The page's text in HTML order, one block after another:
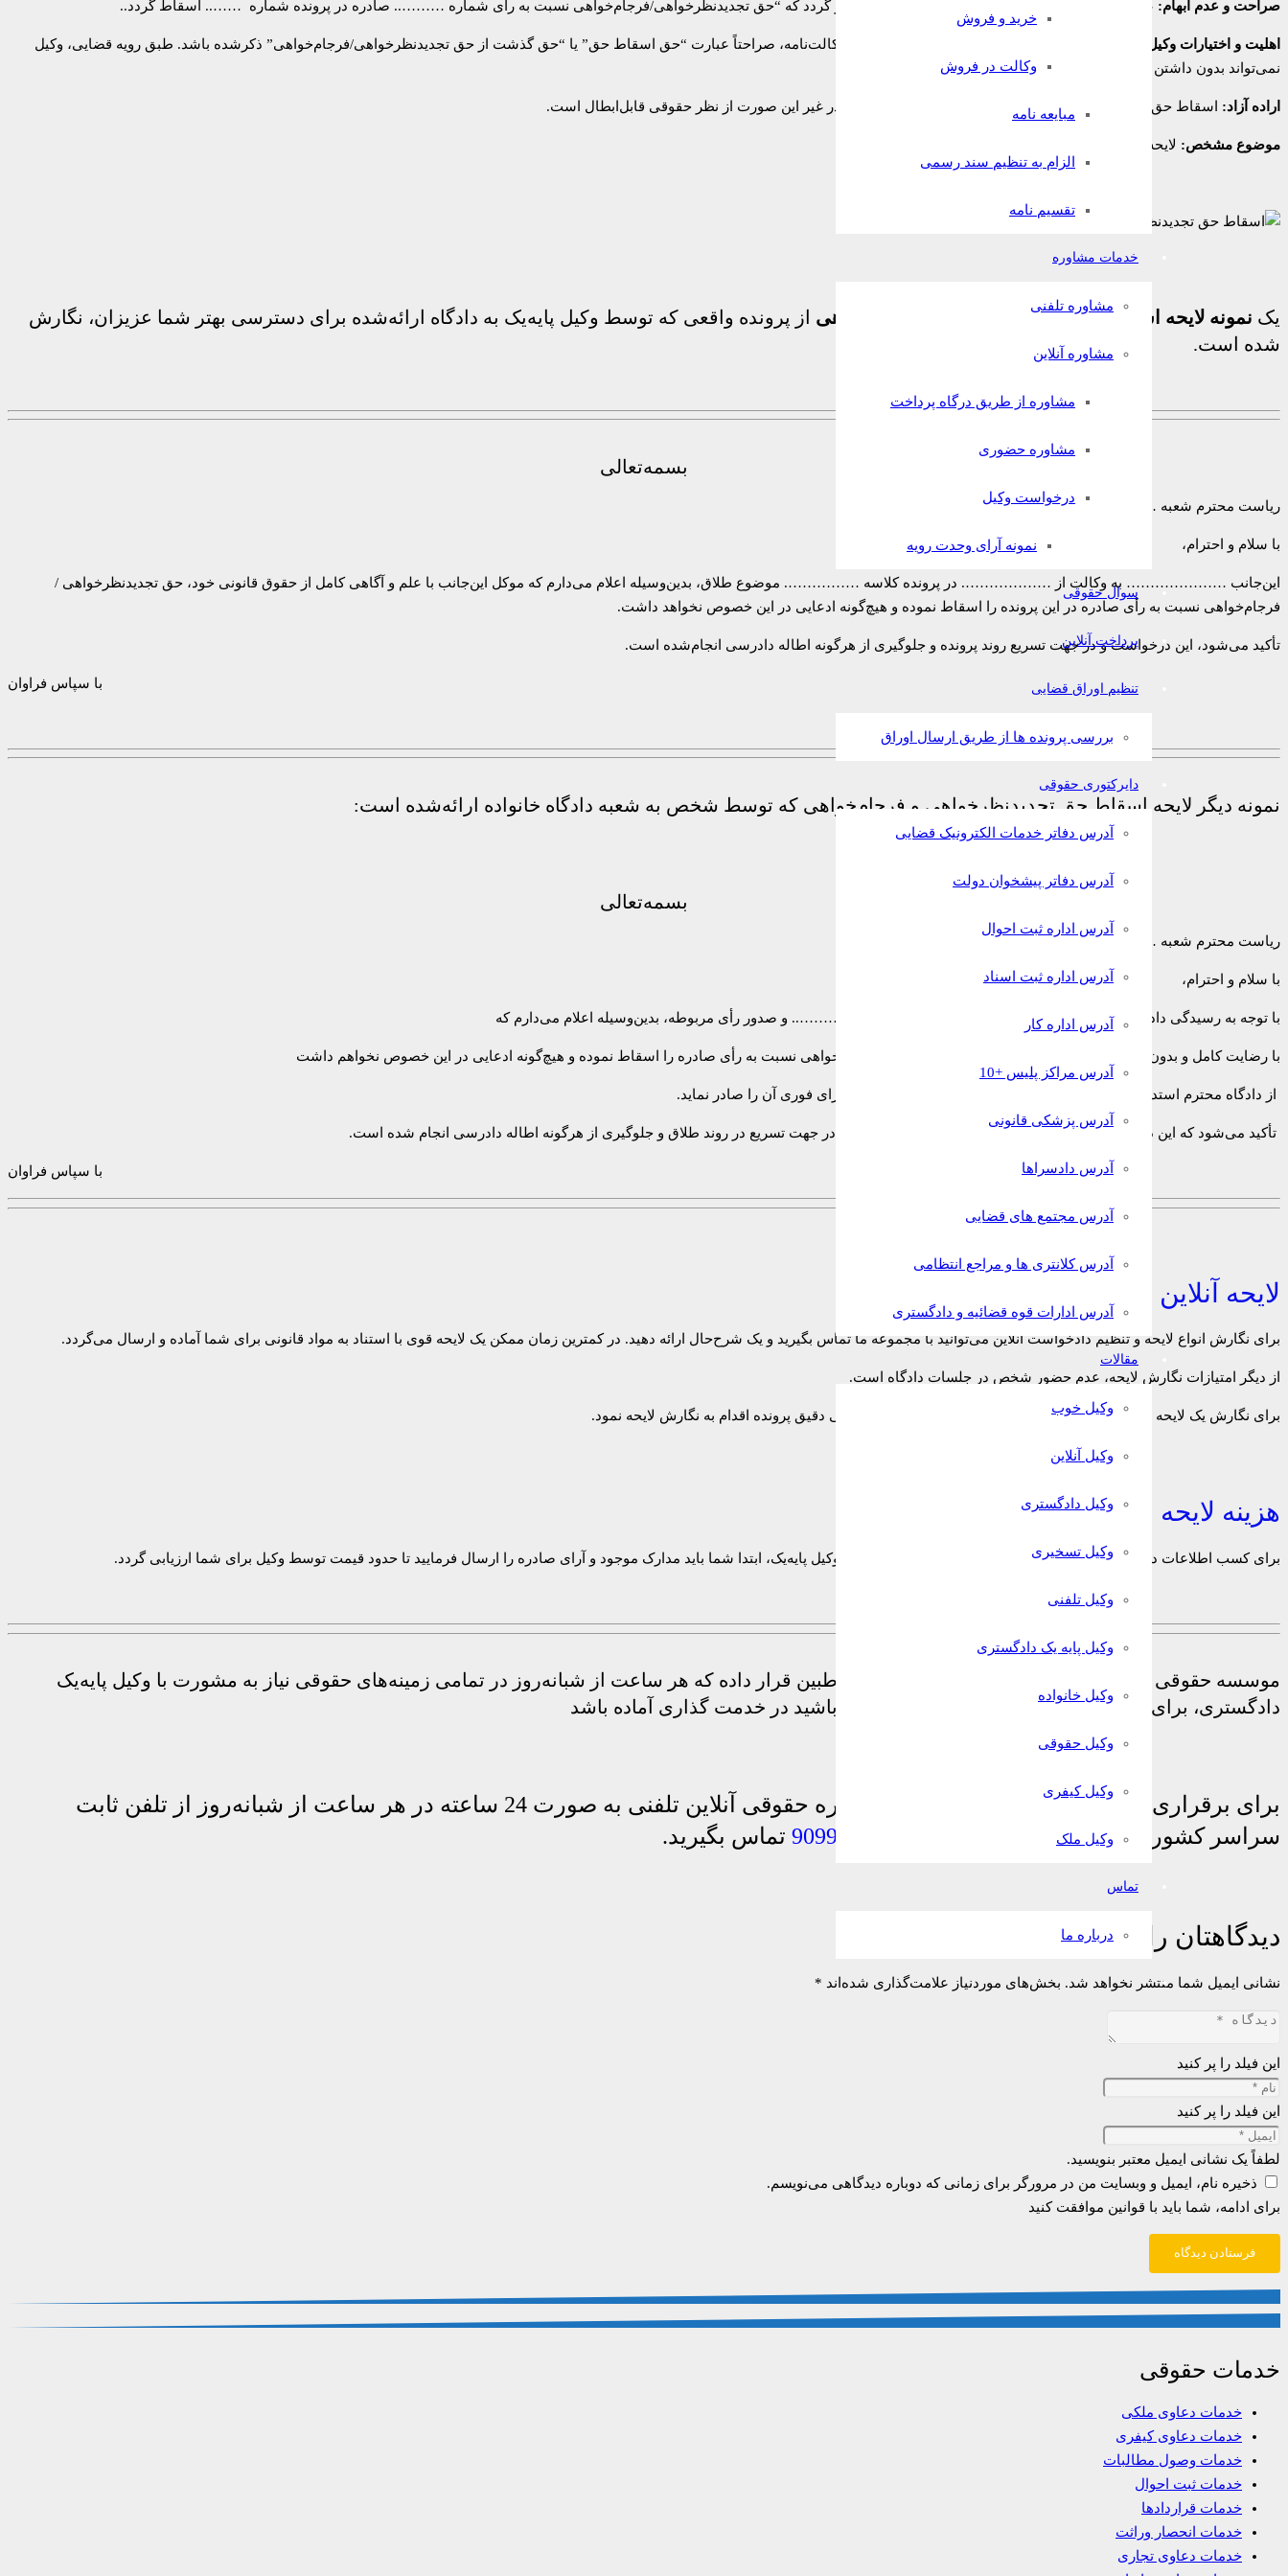
خرید و فروش
وکالت در فروش
مبایعه نامه
الزام به تنظیم سند رسمی
تقسیم نامه
خدمات مشاوره
مشاوره تلفنی
مشاوره آنلاین
مشاوره از طریق درگاه پرداخت
مشاوره حضوری
درخواست وکیل
نمونه آرای وحدت رویه
سوال حقوقی
پرداخت آنلاین
تنظیم اوراق قضایی
بررسی پرونده ها از طریق ارسال اوراق
دایرکتوری حقوقی
آدرس دفاتر خدمات الکترونیک قضایی
آدرس دفاتر پیشخوان دولت
آدرس اداره ثبت احوال
آدرس اداره ثبت اسناد
آدرس اداره کار
آدرس مراکز پلیس +10
آدرس پزشکی قانونی
آدرس دادسراها
آدرس مجتمع های قضایی
آدرس کلانتری ها و مراجع انتظامی
آدرس ادارات قوه قضائیه و دادگستری
مقالات
وکیل خوب
وکیل آنلاین
وکیل دادگستری
وکیل تسخیری
وکیل تلفنی
وکیل پایه یک دادگستری
وکیل خانواده
وکیل حقوقی
وکیل کیفری
وکیل ملک
تماس
درباره ما
صراحت و عدم ابهام: عبارات لایحه نباید مستلزم تفسیر باشند. باید دقیقاً ذکر گردد که “حق تجدیدنظرخواهی/فرجام‌خواهی نسبت به رأی شماره ……….. صادره در پرونده شماره …….. اسقاط ‌گردد..
اهلیت و اختیارات وکیل:
اگر لایحه توسط وکیل تقدیم می‌شود، حتماً باید در وکالت‌نامه، صراحتاً عبارت “حق اسقاط حق” یا “حق گذشت از حق تجدیدنظرخواهی/فرجام‌خواهی” ذکرشده باشد. طبق رویه قضایی، وکیل
نمی‌تواند بدون داشتن این اختیار خاص، حق موکل را اسقاط نماید.
اراده آزاد: اسقاط حق نباید تحت فشار، اجبار یا تدلیس صورت گرفته باشد، در غیر این صورت از نظر حقوقی قابل‌ابطال است.
موضوع مشخص: لایحه باید دقیقاً به یک حکم خاص اشاره نماید.
یک نمونه لایحه اسقاط حق تجدیدنظرخواهی و فرجام‌خواهی از پرونده واقعی که توسط وکیل پایه‌یک به دادگاه ارائه‌شده برای دسترسی بهتر شما عزیزان، نگارش
شده است.
بسمه‌تعالی
ریاست محترم شعبه ………….. مجتمع قضایی خانواده ……. تهران
با سلام و احترام،
این‌جانب ………………… به وکالت از ………………. در پرونده کلاسه ……………. موضوع طلاق، بدین‌وسیله اعلام می‌دارم که موکل این‌جانب با علم و آگاهی کامل از حقوق قانونی خود، حق تجدیدنظرخواهی /
فرجام‌خواهی نسبت به رأی صادره در این پرونده را اسقاط نموده و هیچ‌گونه ادعایی در این خصوص نخواهد داشت.
تأکید می‌شود، این درخواست و در جهت تسریع روند پرونده و جلوگیری از هرگونه اطاله دادرسی انجام‌شده است.
با سپاس فراوان
نمونه دیگر لایحه اسقاط حق تجدیدنظرخواهی و فرجام‌خواهی که توسط شخص به شعبه دادگاه خانواده ارائه‌شده است:
بسمه‌تعالی
ریاست محترم شعبه ……………. مجتمع قضایی خانواده ……… تهران
با سلام و احترام،
با توجه به رسیدگی دادگاه محترم خانواده به پرونده طلاق به شماره ……………….. و صدور رأی مربوطه، بدین‌وسیله اعلام می‌دارم که
با رضایت کامل و بدون هیچ‌گونه اکراه و اجبار، حق تجدیدنظرخواهی و فرجام‌خواهی نسبت به رأی صادره را اسقاط نموده و هیچ‌گونه ادعایی در این خصوص نخواهم داشت
از دادگاه محترم استدعا دارم حکم صادره را قطعی اعلام نموده و دستور اجرای فوری آن را صادر نماید.
تأکید می‌شود که این درخواست با آگاهی کامل از آثار و عواقب حقوقی آن و در جهت تسریع در روند طلاق و جلوگیری از هرگونه اطاله دادرسی انجام شده است.
با سپاس فراوان
لایحه آنلاین
برای نگارش انواع لایحه و تنظیم دادخواست آنلاین می‌توانید با مجموعه ما تماس بگیرید و یک شرح‌حال ارائه دهید. در کمترین زمان ممکن یک لایحه قوی با استناد به مواد قانونی برای شما آماده و ارسال می‌گردد.
از دیگر امتیازات نگارش لایحه، عدم حضور شخص در جلسات دادگاه است.
برای نگارش یک لایحه قوی ابتدا باید باوکیل پایه‌یک مشورت نموده و با بررسی دقیق پرونده اقدام به نگارش لایحه نمود.
هزینه لایحه نویسی
برای کسب اطلاعات در رابطه با قیمت لایحه و هزینه نگارش لایحه به وسیله وکیل پایه‌یک، ابتدا شما باید مدارک موجود و آرای صادره را ارسال فرمایید تا حدود قیمت توسط وکیل برای شما ارزیابی گردد.
موسسه حقوقی دادگستر این امکان را در اختیار شما مخاطبین قرار داده که هر ساعت از شبانه‌روز در تمامی زمینه‌های حقوقی نیاز به مشورت با وکیل پایه‌یک
دادگستری، برای تنظیم دادخواست یا لایحه دفاعیه داشته باشید در خدمت گذاری آماده باشد
برای برقراری ارتباط با وکیل دادگستری یا مشاوره حقوقی آنلاین تلفنی به صورت 24 ساعته در هر ساعت از شبانه‌روز از تلفن ثابت
سراسر کشور بدون صفر یا کد با شماره
9099071369 تماس بگیرید.
دیدگاهتان را بنویسید
نشانی ایمیل شما منتشر نخواهد شد. بخش‌های موردنیاز علامت‌گذاری شده‌اند *
این فیلد را پر کنید
این فیلد را پر کنید
لطفاً یک نشانی ایمیل معتبر بنویسید.
ذخیره نام، ایمیل و وبسایت من در مرورگر برای زمانی که دوباره دیدگاهی می‌نویسم.
برای ادامه، شما باید با قوانین موافقت کنید
فرستادن دیدگاه
خدمات حقوقی
خدمات دعاوی ملکی
خدمات دعاوی کیفری
خدمات وصول مطالبات
خدمات ثبت احوال
خدمات قراردادها
خدمات انحصار وراثت
خدمات دعاوی تجاری